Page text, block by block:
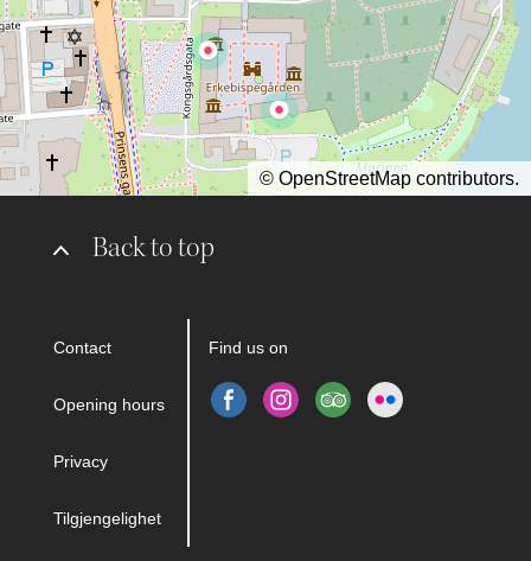
Back to top
Contact
Opening hours
Privacy
Tilgjengelighet
Find us on
© OpenStreetMap contributors.